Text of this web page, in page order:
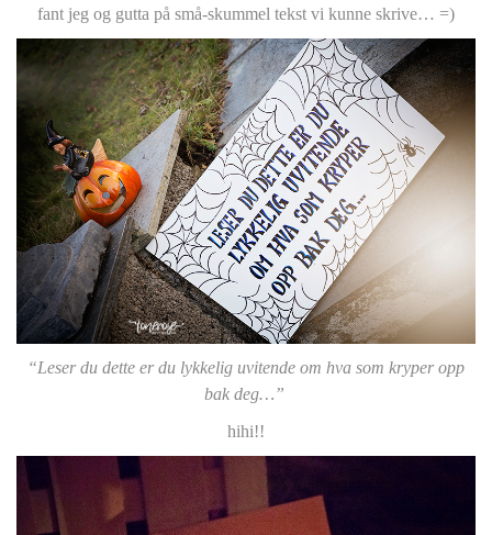
fant jeg og gutta på små-skummel tekst vi kunne skrive… =)
“Leser du dette er du lykkelig uvitende om hva som kryper opp
bak deg…”
hihi!!